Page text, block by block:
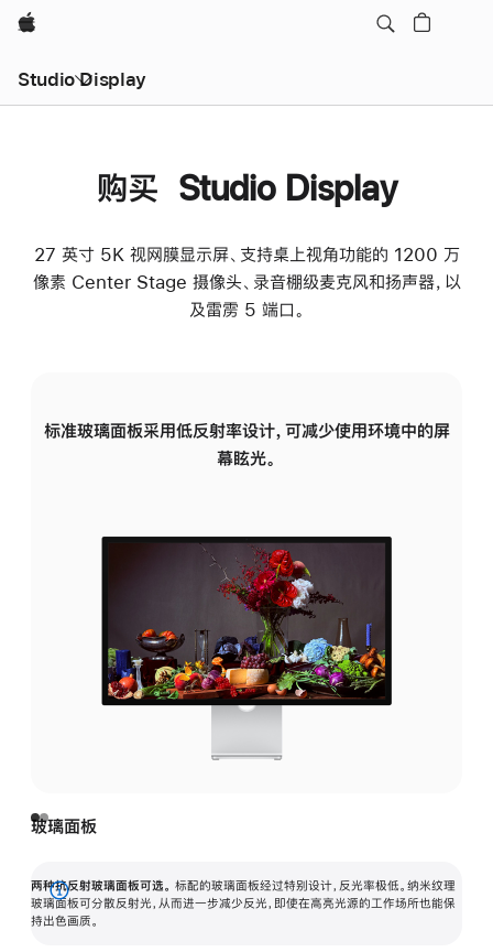
Apple
Studio Display
购买 Studio Display
27 英寸 5K 视网膜显示屏、支持桌上视角功能的 1200 万
像素 Center Stage 摄像头、录音棚级麦克风和扬声器，以
及雷雳 5 端口。
标准玻璃面板采用低反射率设计，可减少使用环境中的屏
幕眩光。
玻璃面板
两种抗反射玻璃面板可选。 标配的玻璃面板经过特别设计，反光率极低。纳米纹理
玻璃面板可分散反射光，从而进一步减少反光，即使在高亮光源的工作场所也能保
持出色画质。
展
开